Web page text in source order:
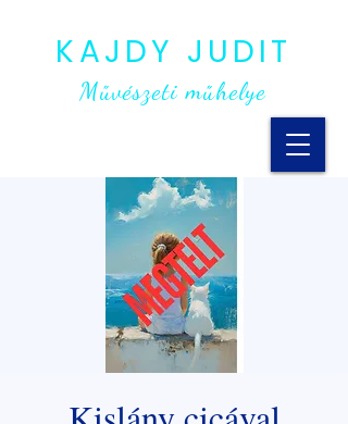
KAJDY JUDIT
Művészeti műhelye